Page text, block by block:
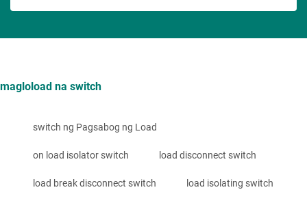
magloload na switch
switch ng Pagsabog ng Load
on load isolator switch load disconnect switch
load break disconnect switch load isolating switch